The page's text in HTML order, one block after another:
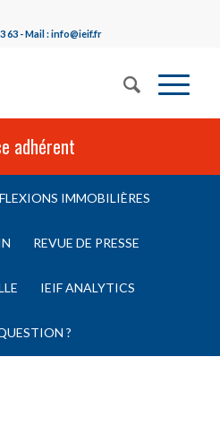
63 - Mail : info@ieif.fr
adhérent
IMMOBILIÈRES
REVUE DE PRESSE
IEIF ANALYTICS
?